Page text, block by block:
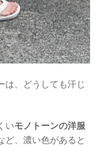
は、どうしても汗じ
いモノトーンの洋服
ど、濃い色があると